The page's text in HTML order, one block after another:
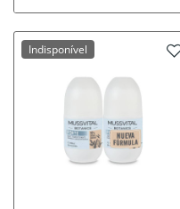
Indisponível